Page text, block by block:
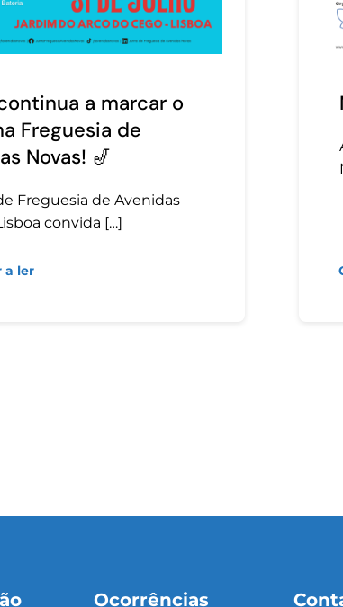
a marcar o
Freguesia de
Novas! 🎷
Freguesia de Avenidas
convida […]
a ler
Ocorrências